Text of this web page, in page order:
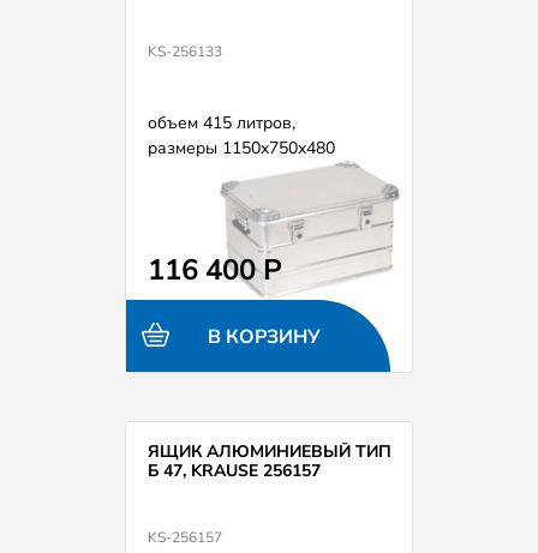
KS-256133
объем 415 литров,
размеры 1150х750х480
116 400 Р
В КОРЗИНУ
ЯЩИК АЛЮМИНИЕВЫЙ ТИП
Б 47, KRAUSE 256157
KS-256157